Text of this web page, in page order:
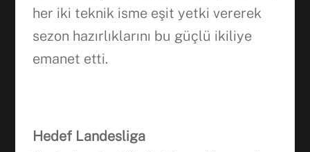
her iki teknik isme eşit yetki vererek
sezon hazırlıklarını bu güçlü ikiliye
emanet etti.
Hedef Landesliga